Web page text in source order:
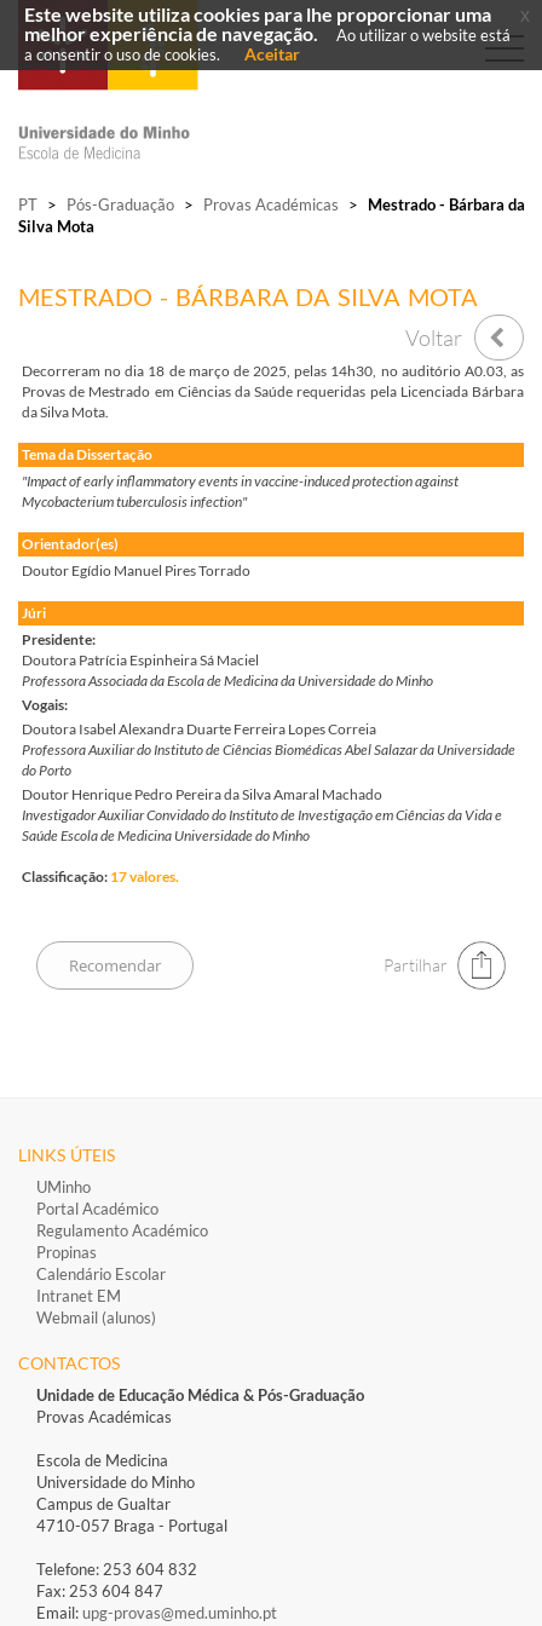
PT > Pós-Graduação > Provas Académicas >
Mestrado - Bárbara da
Silva Mota
MESTRADO - BÁRBARA DA SILVA MOTA
Voltar
Decorreram no dia 18 de março de 2025, pelas 14h30, no auditório A0.03, as
Provas de Mestrado em Ciências da Saúde requeridas pela Licenciada Bárbara
da Silva Mota.
Tema da Dissertação
"Impact of early inflammatory events in vaccine-induced protection against
Mycobacterium tuberculosis infection"
Orientador(es)
Doutor Egídio Manuel Pires Torrado
Júri
Presidente:
Doutora Patrícia Espinheira Sá Maciel
Professora Associada da Escola de Medicina da Universidade do Minho
Vogais:
Doutora Isabel Alexandra Duarte Ferreira Lopes Correia
Professora Auxiliar do Instituto de Ciências Biomédicas Abel Salazar da Universidade
do Porto
Doutor Henrique Pedro Pereira da Silva Amaral Machado
Investigador Auxiliar Convidado do Instituto de Investigação em Ciências da Vida e
Saúde Escola de Medicina Universidade do Minho
Classificação: 17 valores.
Partilhar
LINKS ÚTEIS
UMinho
Portal Académico
Regulamento Académico
Propinas
Calendário Escolar
Intranet EM
Webmail (alunos)
CONTACTOS
Unidade de Educação Médica & Pós-Graduação
Provas Académicas
Escola de Medicina
Universidade do Minho
Campus de Gualtar
4710-057 Braga - Portugal
Telefone: 253 604 832
Fax: 253 604 847
Email:upg-provas@med.uminho.pt
Este website utiliza cookies para lhe proporcionar uma
melhor experiência de navegação.
Ao utilizar o website está
a consentir o uso de cookies.
Aceitar
x